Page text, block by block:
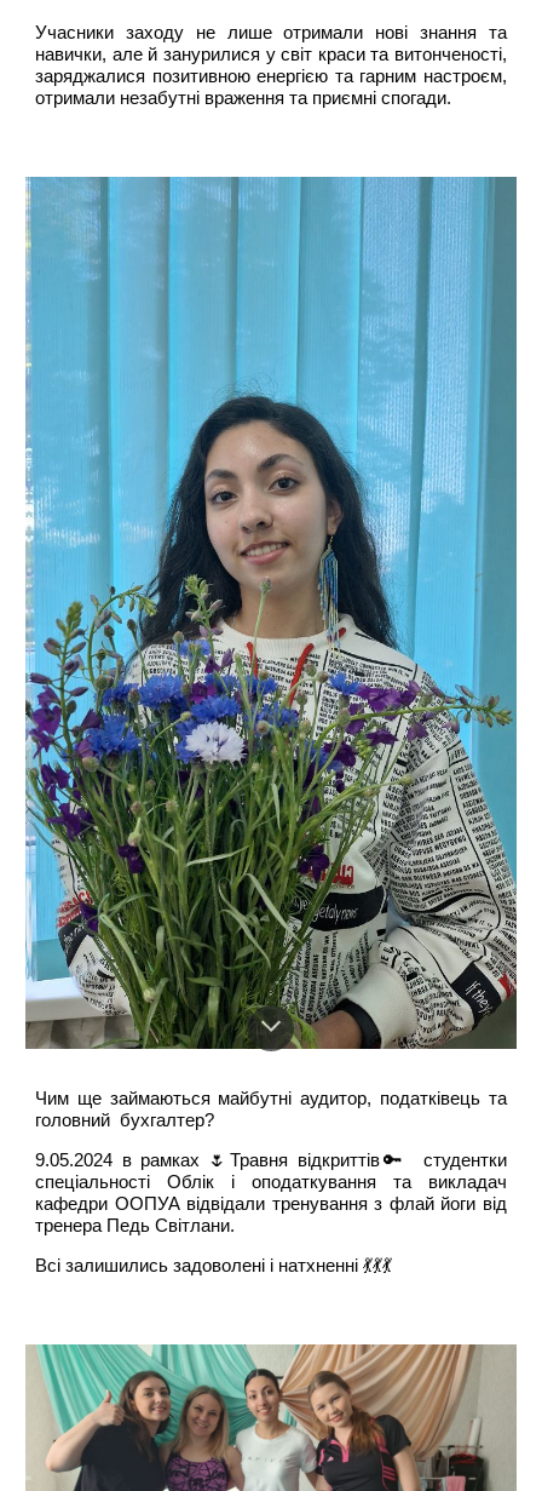
Учасники заходу не лише отримали нові знання та
навички, але й занурилися у світ краси та витонченості,
заряджалися позитивною енергією та гарним настроєм,
отримали незабутні враження та приємні спогади.
Чим ще займаються майбутні аудитор, податківець та
головний бухгалтер?
9.05.2024 в рамках 🌷Травня відкриттів🔑 студентки
спеціальності Облік і оподаткування та викладач
кафедри ООПУА відвідали тренування з флай йоги від
тренера Педь Світлани.
Всі залишились задоволені і натхненні 💃💃💃